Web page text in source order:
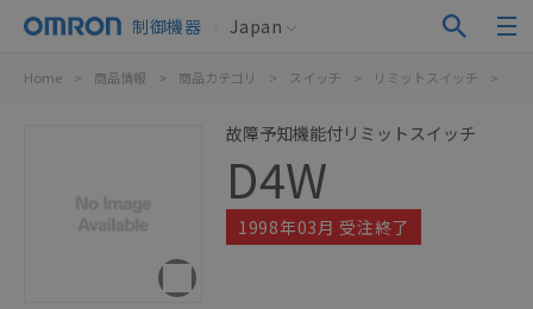
制御機器 Japan
Home > 商品情報 > 商品カテゴリ > スイッチ > リミットスイッチ >
故障予知機能付リミットスイッチ
D4W
1998年03月 受注終了